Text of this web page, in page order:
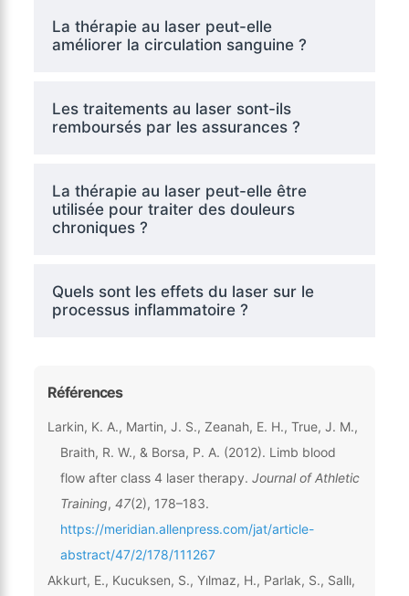
La thérapie au laser peut-elle
améliorer la circulation sanguine ?
Les traitements au laser sont-ils
remboursés par les assurances ?
La thérapie au laser peut-elle être
utilisée pour traiter des douleurs
chroniques ?
Quels sont les effets du laser sur le
processus inflammatoire ?
Références
Larkin, K. A., Martin, J. S., Zeanah, E. H., True, J. M.,
Braith, R. W., & Borsa, P. A. (2012). Limb blood
flow after class 4 laser therapy. Journal of Athletic
Training, 47(2), 178–183.
https://meridian.allenpress.com/jat/article-
abstract/47/2/178/111267
Akkurt, E., Kucuksen, S., Yılmaz, H., Parlak, S., Sallı,